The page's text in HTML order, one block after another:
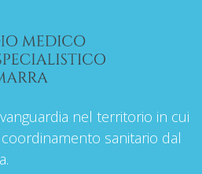
nel territorio in cui
sanitario dal